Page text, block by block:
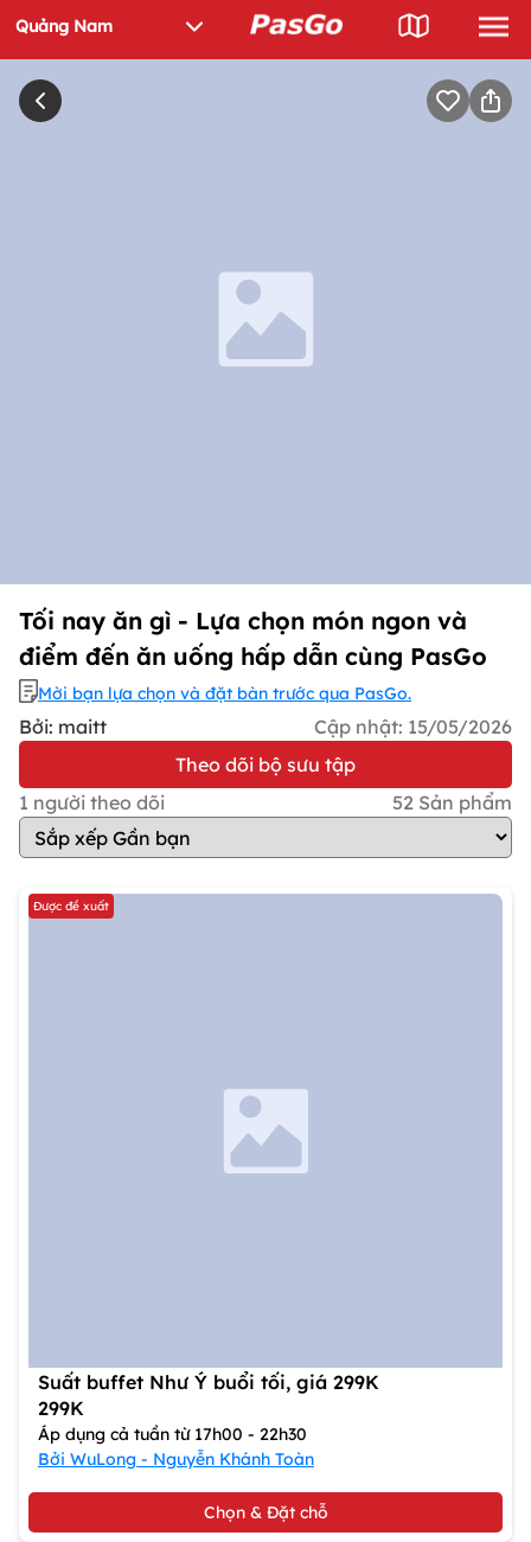
Tối nay ăn gì - Lựa chọn món ngon và
điểm đến ăn uống hấp dẫn cùng PasGo
Mời bạn lựa chọn và đặt bàn trước qua PasGo.
Bởi: maitt Cập nhật: 15/05/2026
Theo dõi bộ sưu tập
1 người theo dõi 52 Sản phẩm
Được đề xuất
Suất buffet Như Ý buổi tối, giá 299K
299K
Áp dụng cả tuần từ 17h00 - 22h30
Bởi WuLong - Nguyễn Khánh Toàn
Chọn & Đặt chỗ